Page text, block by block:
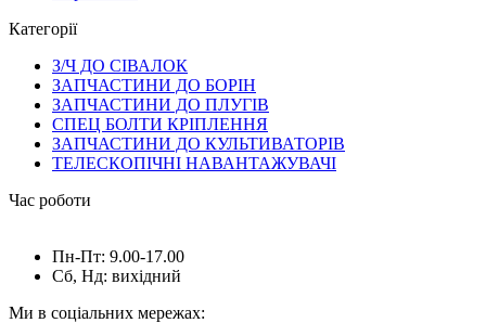
Категорії
З/Ч ДО СІВАЛОК
ЗАПЧАСТИНИ ДО БОРІН
ЗАПЧАСТИНИ ДО ПЛУГІВ
СПЕЦ БОЛТИ КРІПЛЕННЯ
ЗАПЧАСТИНИ ДО КУЛЬТИВАТОРІВ
ТЕЛЕСКОПІЧНІ НАВАНТАЖУВАЧІ
Час роботи
Пн-Пт: 9.00-17.00
Сб, Нд: вихідний
Ми в соціальних мережах: